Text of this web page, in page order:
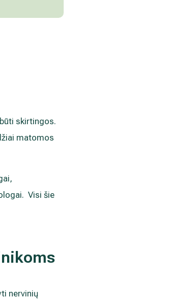
skirtingos.
matomos
Visi šie
nervinių